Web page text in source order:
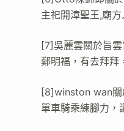
主祀開漳聖王,廟
[7]吳麗雲關於旨雲
鄭明福，有去拜拜
[8]winston wan關
單車騎乘練腳力，